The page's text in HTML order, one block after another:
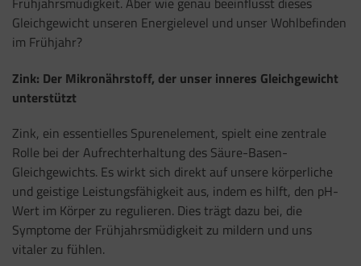
Gleichgewicht unseren Energielevel und unser Wohlbefinden
im Frühjahr?
Zink: Der Mikronährstoff, der unser inneres Gleichgewicht
unterstützt
Zink, ein essentielles Spurenelement, spielt eine zentrale
Rolle bei der Aufrechterhaltung des Säure-Basen-
Gleichgewichts. Es wirkt sich direkt auf unsere körperliche
und geistige Leistungsfähigkeit aus, indem es hilft, den pH-
Wert im Körper zu regulieren. Dies trägt dazu bei, die
Symptome der Frühjahrsmüdigkeit zu mildern und uns
vitaler zu fühlen.